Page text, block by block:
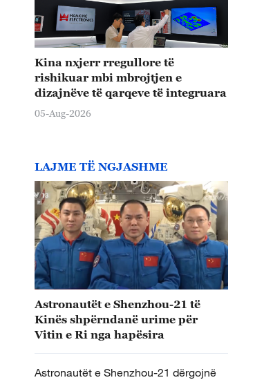
Kina nxjerr rregullore të
rishikuar mbi mbrojtjen e
dizajnëve të qarqeve të integruara
05-Aug-2026
LAJME TË NGJASHME
Astronautët e Shenzhou-21 të
Kinës shpërndanë urime për
Vitin e Ri nga hapësira
Astronautët e Shenzhou-21 dërgojnë